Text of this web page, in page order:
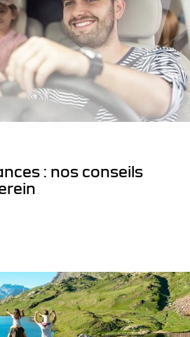
: nos conseils